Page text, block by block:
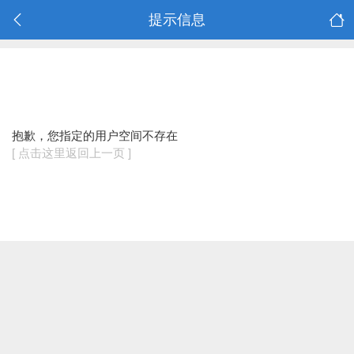
提示信息
抱歉，您指定的用户空间不存在
[ 点击这里返回上一页 ]